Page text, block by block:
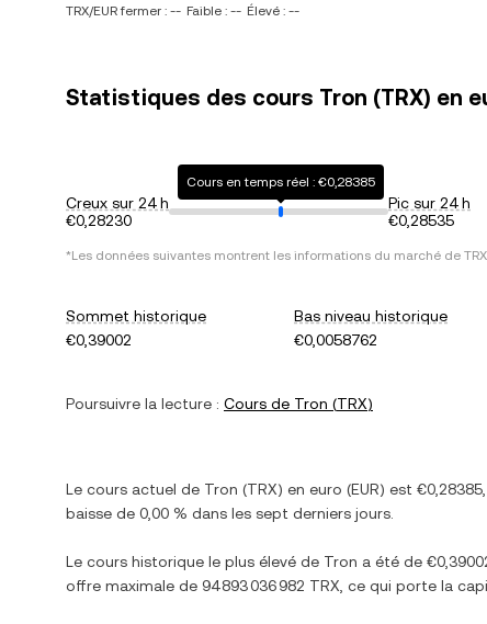
TRX/EUR fermer : -- Faible : -- Élevé : --
Statistiques des cours Tron (TRX) en
Creux sur 24 h
€0,28230
Cours en temps réel : €0,28385
Pic sur 24 h
€0,28535
*Les données suivantes montrent les informations du marché de TRX
Sommet historique
€0,39002
Bas niveau historique
€0,0058762
Poursuivre la lecture : Cours de Tron (TRX)
Le cours actuel de Tron (TRX) en euro (EUR) est €0,28385
baisse de 0,00 % dans les sept derniers jours.
Le cours historique le plus élevé de Tron a été de
offre maximale de 94 893 036 982 TRX , ce qui porte la